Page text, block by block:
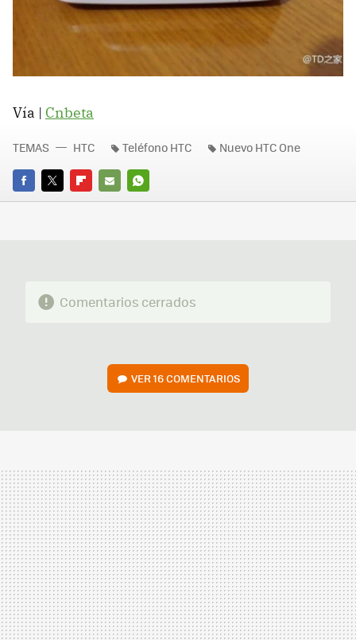
Vía | Cnbeta
FACEBOOK
TWITTERFLIPBOARD
E-
WHATSAPP
TEMAS HTC Teléfono HTC Nuevo HTC One
Comentarios cerrados
VER16 COMENTARIOS